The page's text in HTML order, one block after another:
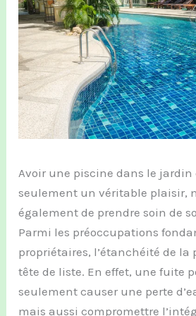
Avoir une piscine dans le jardin
seulement un véritable plaisir,
également de prendre soin de
Parmi les préoccupations
propriétaires, l’étanchéité de la
tête de liste. En effet, une fuite
seulement causer une perte
mais aussi compromettre